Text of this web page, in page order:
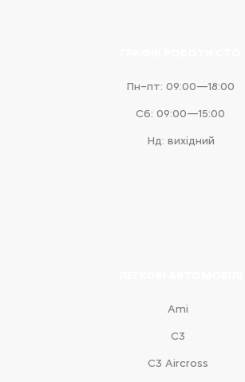
Пн–пт: 09:00—18:00
Сб: 09:00—15:00
Нд: вихідний
Ami
С3
С3 Aircross